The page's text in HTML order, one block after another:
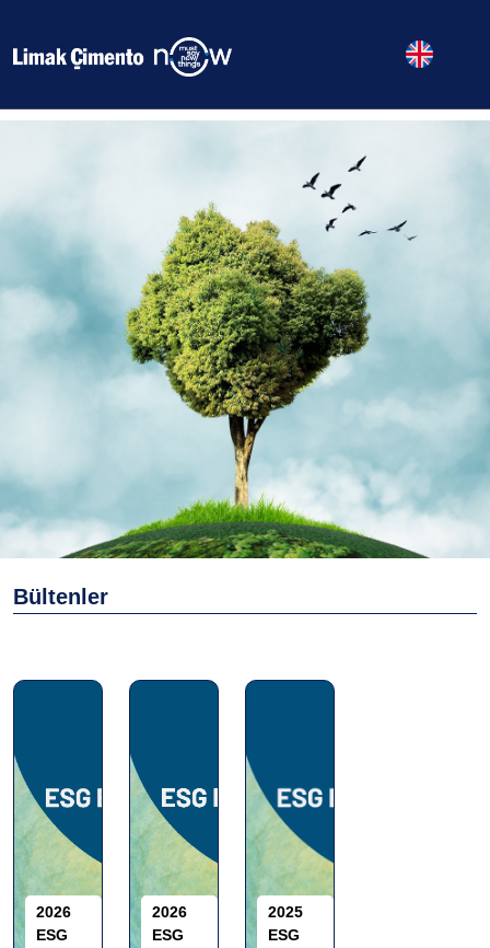
Bültenler
2026
ESG
2026
ESG
2025
ESG